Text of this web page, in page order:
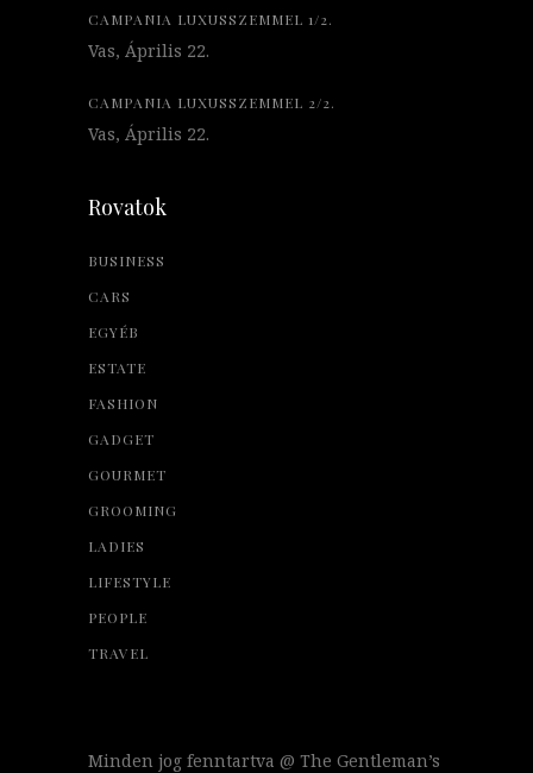
CAMPANIA LUXUSSZEMMEL 1/2.
Vas, Április 22.
CAMPANIA LUXUSSZEMMEL 2/2.
Vas, Április 22.
Rovatok
BUSINESS
CARS
EGYÉB
ESTATE
FASHION
GADGET
GOURMET
GROOMING
LADIES
LIFESTYLE
PEOPLE
TRAVEL
Minden jog fenntartva @ The Gentleman’s